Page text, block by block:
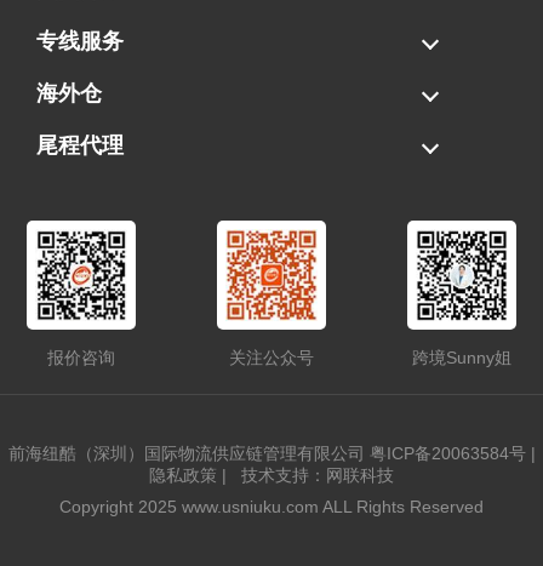
海运拼柜
海运整柜
美国海卡
加拿大海运
专线服务
FBA专线直送
超大件专线
AWD专线
电池专线
海外仓
一件代发
FBA中转
贴标换标
拆柜/存储
尾程代理
报价咨询 关注公众号 跨境Sunny姐
前海纽酷（深圳）国际物流供应链管理有限公司 粤ICP备20063584号|
隐私政策 |
技术支持：网联科技
Copyright 2025 www.usniuku.com ALL Rights Reserved